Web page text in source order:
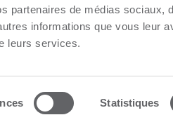
partenaires de médias sociaux,
informations que vous leur
leurs services.
Statistiques